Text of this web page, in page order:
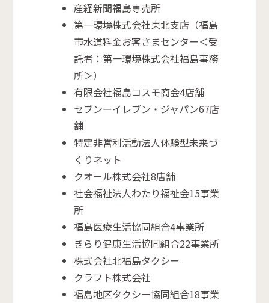
産経新聞福島専売所
第一環境株式会社東北支店（福島
市水道料金お客さまセンター＜受
託者：第一環境株式会社福島事務
所＞）
有限会社福島コスモ商会4店舗
セブンーイレブン・ジャパン67店
舗
特定非営利活動法人体験型未来づ
くりネット
クオール株式会社8店舗
社会福祉法人わたり福祉会15事業
所
福島医療生活協同組合4事業所
きらり健康生活協同組合22事業所
株式会社北福島タクシー
クラフト株式会社
福島地区タクシー協同組合18事業